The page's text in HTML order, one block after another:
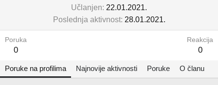
Učlanjen 22.01.2021.
Poslednja aktivnost 28.01.2021.
Poruka
0
Reakcija
0
Poruke na profilima Najnovije aktivnosti Poruke O članu